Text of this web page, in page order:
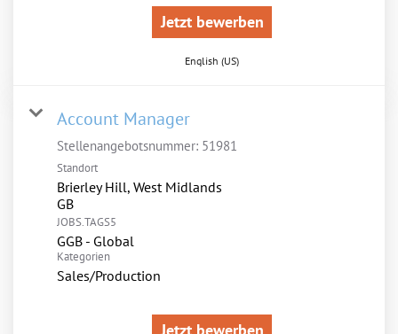
Jetzt bewerben
English (US)
Account Manager
Stellenangebotsnummer: 51981
Standort
Brierley Hill, West Midlands
JOBS.TAGS5
GGB - Global
Kategorien
Sales/Production